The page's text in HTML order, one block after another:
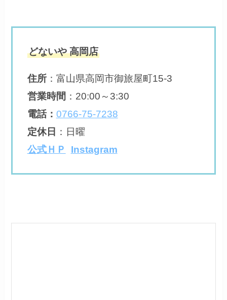
どないや 高岡店
住所： 富山県高岡市御旅屋町15-3
営業時間 ： 20:00～3:30
電話： 0766-75-7238
定休日 ： 日曜
公式ＨＰ
Instagram